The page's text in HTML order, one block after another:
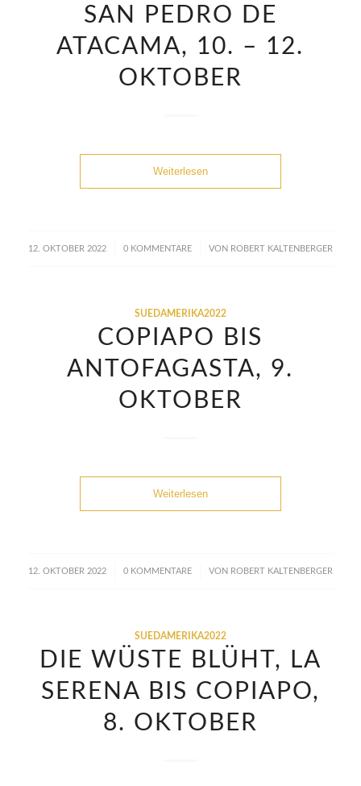
SAN PEDRO DE
ATACAMA, 10. – 12.
OKTOBER
Weiterlesen
12. OKTOBER 2022
/ 0 KOMMENTARE
/ VON ROBERT KALTENBERGER
SUEDAMERIKA2022
COPIAPO BIS
ANTOFAGASTA, 9.
OKTOBER
Weiterlesen
12. OKTOBER 2022
/ 0 KOMMENTARE
/ VON ROBERT KALTENBERGER
SUEDAMERIKA2022
DIE WÜSTE BLÜHT, LA
SERENA BIS COPIAPO,
8. OKTOBER